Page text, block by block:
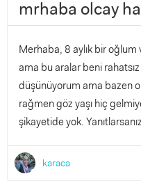
mrhaba olcay
Merhaba, 8 aylık bir
ama bu aralar beni
düşünüyorum ama bazen
rağmen göz yaşı hiç
şikayetide yok.
karaca